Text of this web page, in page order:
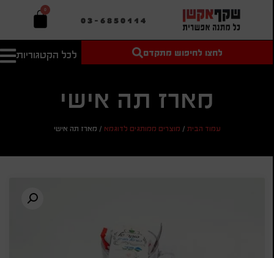
03-6850114
0
לכל הקטגוריות
טקסט חופשי
מחיר מיני'
חיפוש
לחצו לחיפוש מתקדם
מארז תה אישי
עמוד הבית/ מוצרים ממותגים לדוגמא/ מארז תה אישי